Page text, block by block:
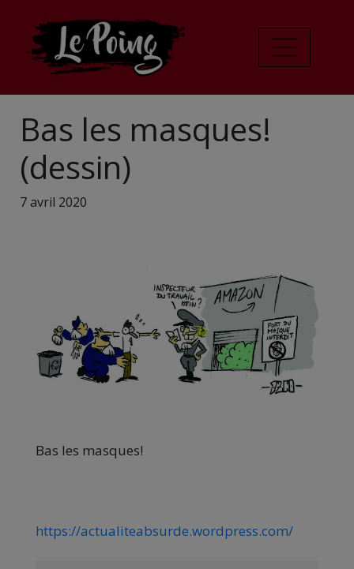
Bas les masques!
(dessin)
7 avril 2020
Bas les masques!
https://actualiteabsurde.wordpress.com/